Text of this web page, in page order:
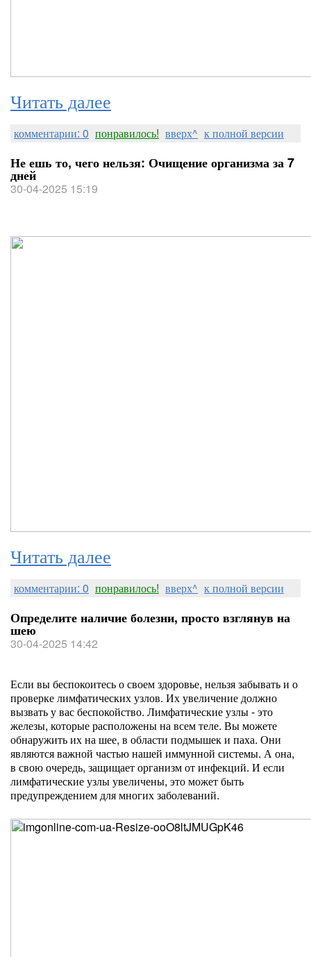
Читать далее
комментарии: 0 понравилось! вверх^ к полной версии
Не ешь то, чего нельзя: Очищение организма за 7
дней
30-04-2025 15:19
Читать далее
комментарии: 0 понравилось! вверх^ к полной версии
Определите наличие болезни, просто взглянув на
шею
30-04-2025 14:42
Если вы беспокоитесь о своем здоровье, нельзя забывать и о
проверке лимфатических узлов. Их увеличение должно
вызвать у вас беспокойство. Лимфатические узлы - это
железы, которые расположены на всем теле. Вы можете
обнаружить их на шее, в области подмышек и паха. Они
являются важной частью нашей иммунной системы. А она,
в свою очередь, защищает организм от инфекций. И если
лимфатические узлы увеличены, это может быть
предупреждением для многих заболеваний.